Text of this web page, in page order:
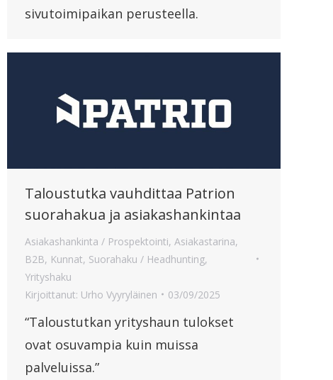
sivutoimipaikan perusteella.
Taloustutka vauhdittaa Patrion
suorahakua ja asiakashankintaa
Asiakashankinta / Prospektointi, Asiakastarina,
B2B, Kunnat, Suorahaku / Headhunting,
Yrityshaku
Kirjoittanut: Urho Vyyryläinen 03/09/2025
“Taloustutkan yrityshaun tulokset
ovat osuvampia kuin muissa
palveluissa.”